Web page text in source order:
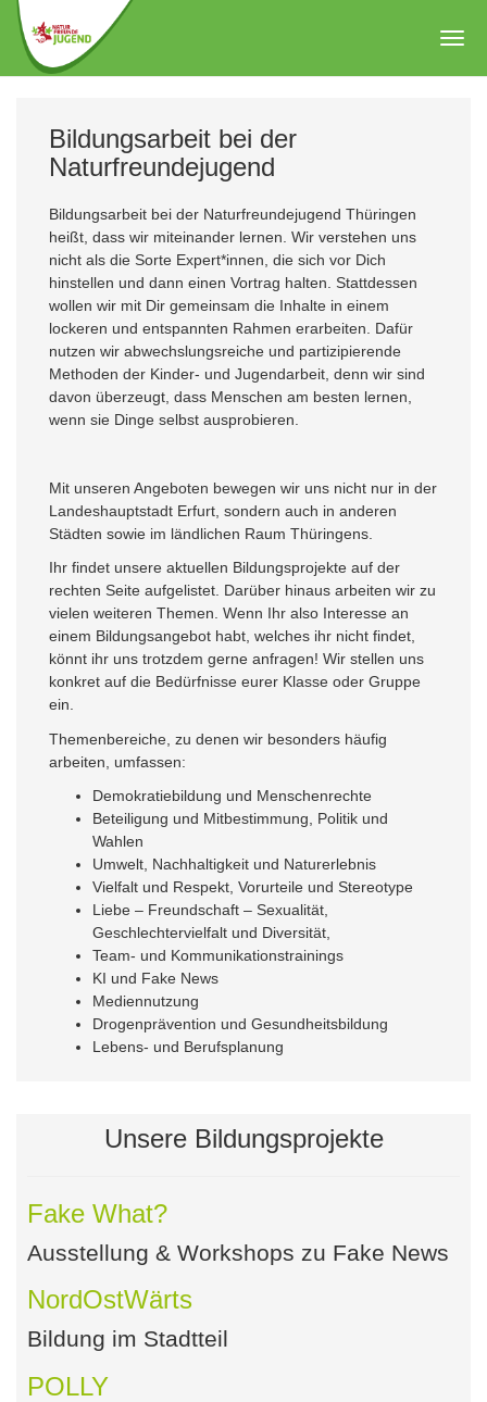
Zum
Hauptinhalt
springen
Bildungsarbeit bei der
Naturfreundejugend
Bildungsarbeit bei der Naturfreundejugend Thüringen
heißt, dass wir miteinander lernen. Wir verstehen uns
nicht als die Sorte Expert*innen, die sich vor Dich
hinstellen und dann einen Vortrag halten. Stattdessen
wollen wir mit Dir gemeinsam die Inhalte in einem
lockeren und entspannten Rahmen erarbeiten. Dafür
nutzen wir abwechslungsreiche und partizipierende
Methoden der Kinder- und Jugendarbeit, denn wir sind
davon überzeugt, dass Menschen am besten lernen,
wenn sie Dinge selbst ausprobieren.
Mit unseren Angeboten bewegen wir uns nicht nur in der
Landeshauptstadt Erfurt, sondern auch in anderen
Städten sowie im ländlichen Raum Thüringens.
Ihr findet unsere aktuellen Bildungsprojekte auf der
rechten Seite aufgelistet. Darüber hinaus arbeiten wir zu
vielen weiteren Themen. Wenn Ihr also Interesse an
einem Bildungsangebot habt, welches ihr nicht findet,
könnt ihr uns trotzdem gerne anfragen! Wir stellen uns
konkret auf die Bedürfnisse eurer Klasse oder Gruppe
ein.
Themenbereiche, zu denen wir besonders häufig
arbeiten, umfassen:
Demokratiebildung und Menschenrechte
Beteiligung und Mitbestimmung, Politik und
Wahlen
Umwelt, Nachhaltigkeit und Naturerlebnis
Vielfalt und Respekt, Vorurteile und Stereotype
Liebe – Freundschaft – Sexualität,
Geschlechtervielfalt und Diversität,
Team- und Kommunikationstrainings
KI und Fake News
Mediennutzung
Drogenprävention und Gesundheitsbildung
Lebens- und Berufsplanung
Unsere Bildungsprojekte
Fake What?
Ausstellung & Workshops zu Fake News
NordOstWärts
Bildung im Stadtteil
POLLY